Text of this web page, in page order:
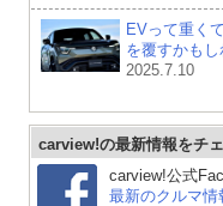
EVって重く
を覆すかも
2025.7.10
carview!の最新情報をチェ
carview!公式
最新のクルマ